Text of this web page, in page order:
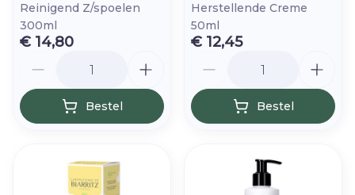
Reinigend Z/spoelen
300ml
€ 14,80
Bestel
Herstellende Creme
50ml
€ 12,45
Bestel